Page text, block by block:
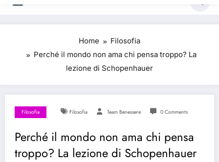
Home
Filosofia
Perché il mondo non ama chi pensa troppo? La
lezione di Schopenhauer
Filosofia Filosofia Team Benessere 0 Comments
Perché il mondo non ama chi pensa
troppo? La lezione di Schopenhauer